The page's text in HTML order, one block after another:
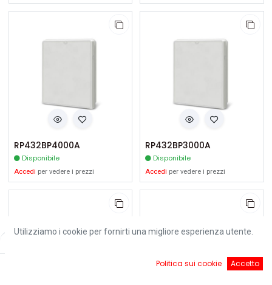
RP432BP4000A
Disponibile
Accedi per vedere i prezzi
RP432BP3000A
Disponibile
Accedi per vedere i prezzi
Utilizziamo i cookie per fornirti una migliore esperienza utente.
Politica sui cookie Accetto